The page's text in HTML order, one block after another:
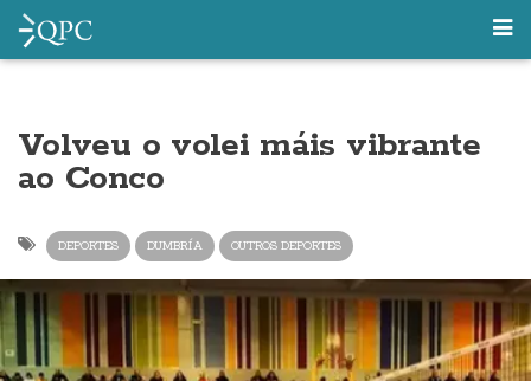
Volveu o volei máis vibrante
ao Conco
DEPORTES DUMBRÍA OUTROS DEPORTES